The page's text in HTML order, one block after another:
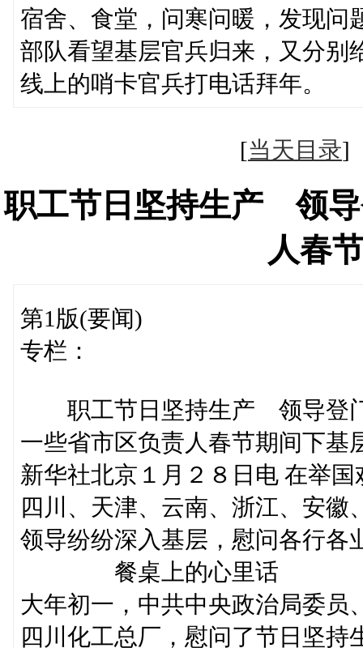
宿舍、食堂，问寒问暖，发现问
部队看望基层官兵归来，又分别
线上的哨卡官兵打电话拜年。
[当天目录
职工节日坚持生产 领导
人春
第1版(要闻)
专栏：
职工节日坚持生产 领导登
一些省市区负责人春节期间下基
新华社北京１月２８日电 在举
四川、天津、云南、浙江、安徽
领导纷纷深入基层，慰问各行各
餐桌上的心里话
大年初一，中共中央政治局委员
四川化工总厂，慰问了节日坚持